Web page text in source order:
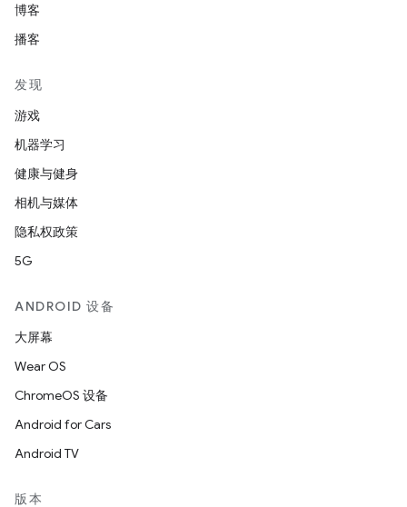
博客
播客
发现
游戏
机器学习
健康与健身
相机与媒体
隐私权政策
5G
ANDROID 设备
大屏幕
Wear OS
ChromeOS 设备
Android for Cars
Android TV
版本